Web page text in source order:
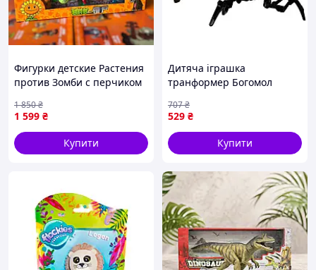
Фигурки детские Растения
против Зомби с перчиком
Zombies в подарочной
коробке.
1 599 ₴
1 850₴
Купити
Дитяча іграшка
транформер Богомол
529 ₴
707₴
Купити